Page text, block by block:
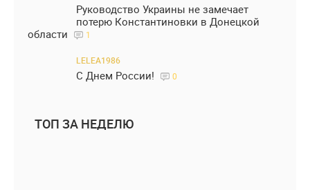
Руководство Украины не замечает
потерю Константиновки в Донецкой
области
1
LELEA1986
С Днем России! 0
ТОП ЗА НЕДЕЛЮ